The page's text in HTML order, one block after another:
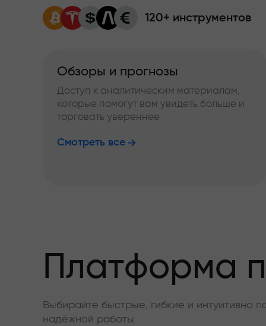
120+ инструментов
Обзоры и прогнозы
Доступ к аналитическим материалам,
которые помогут вам увидеть больше и
торговать увереннее
Смотреть все
Платформа
Выбирайте быстрые, гибкие и интуитивно
надёжной работы